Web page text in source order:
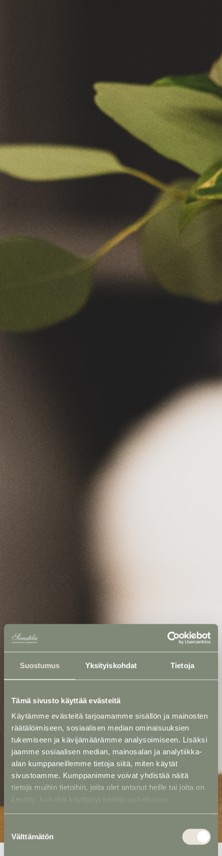
Suostumus Yksityiskohdat Tietoja
Tämä sivusto käyttää evästeitä
Käytämme evästeitä tarjoamamme sisällön ja mainosten
räätälöimiseen, sosiaalisen median ominaisuuksien
tukemiseen ja kävijämäärämme analysoimiseen. Lisäksi
jaamme sosiaalisen median, mainosalan ja analytiikka-
alan kumppaneillemme tietoja siitä, miten käytät
sivustoamme. Kumppanimme voivat yhdistää näitä
tietoja muihin tietoihin, joita olet antanut heille tai joita on
kerätty, kun olet käyttänyt heidän palvelujaan.
valinta
Välttämätön